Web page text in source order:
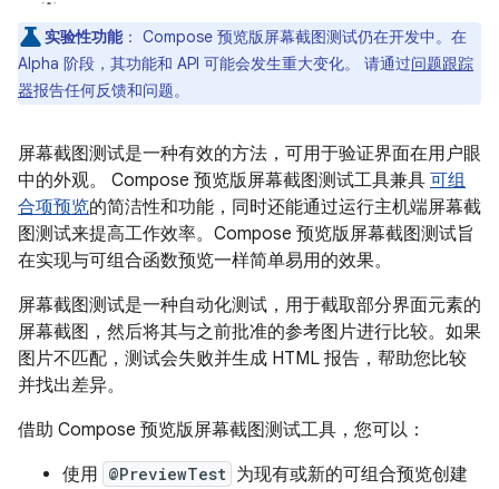
实验性功能： Compose 预览版屏幕截图测试仍在开发中。在
Alpha 阶段，其功能和 API 可能会发生重大变化。 请通过问题跟踪
器报告任何反馈和问题。
屏幕截图测试是一种有效的方法，可用于验证界面在用户眼
中的外观。 Compose 预览版屏幕截图测试工具兼具 可组
合项预览的简洁性和功能，同时还能通过运行主机端屏幕截
图测试来提高工作效率。Compose 预览版屏幕截图测试旨
在实现与可组合函数预览一样简单易用的效果。
屏幕截图测试是一种自动化测试，用于截取部分界面元素的
屏幕截图，然后将其与之前批准的参考图片进行比较。如果
图片不匹配，测试会失败并生成 HTML 报告，帮助您比较
并找出差异。
借助 Compose 预览版屏幕截图测试工具，您可以：
使用 @PreviewTest 为现有或新的可组合预览创建